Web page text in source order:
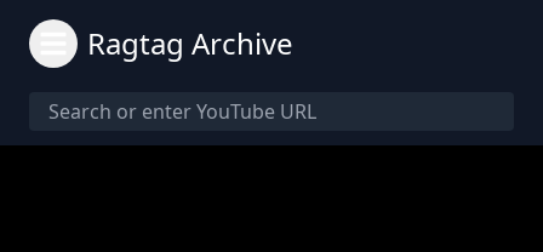
Ragtag Archive